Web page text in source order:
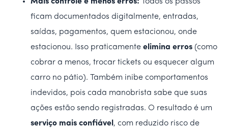
ficam documentados digitalmente, entradas,
saídas, pagamentos, quem estacionou, onde
estacionou. Isso praticamente elimina erros (como
cobrar a menos, trocar tickets ou esquecer algum
carro no pátio). Também inibe comportamentos
indevidos, pois cada manobrista sabe que suas
ações estão sendo registradas. O resultado é um
serviço mais confiável , com reduzido risco de